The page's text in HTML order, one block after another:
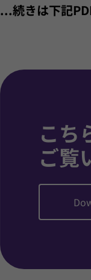
...続きは下記
こち
ご覧